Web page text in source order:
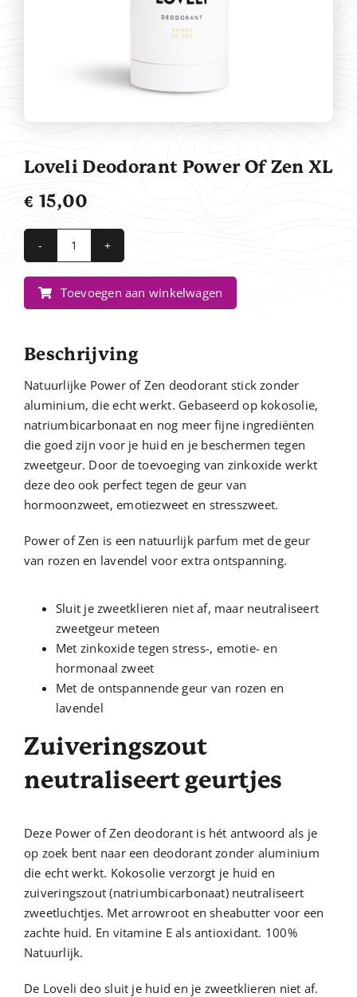
Loveli Deodorant Power Of Zen XL
€ 15,00
Loveli
Deodorant
Power
Of
XL
Toevoegen aan winkelwagen
Beschrijving
Natuurlijke Power of Zen deodorant stick zonder
aluminium, die echt werkt. Gebaseerd op kokosolie,
natriumbicarbonaat en nog meer fijne ingrediënten
die goed zijn voor je huid en je beschermen tegen
zweetgeur. Door de toevoeging van zinkoxide werkt
deze deo ook perfect tegen de geur van
hormoonzweet, emotiezweet en stresszweet.
Power of Zen is een natuurlijk parfum met de geur
van rozen en lavendel voor extra ontspanning.
Sluit je zweetklieren niet af, maar neutraliseert
zweetgeur meteen
Met zinkoxide tegen stress-, emotie- en
hormonaal zweet
Met de ontspannende geur van rozen en
lavendel
Zuiveringszout
neutraliseert geurtjes
Deze Power of Zen deodorant is hét antwoord als je
op zoek bent naar een deodorant zonder aluminium
die echt werkt. Kokosolie verzorgt je huid en
zuiveringszout (natriumbicarbonaat) neutraliseert
zweetluchtjes. Met arrowroot en sheabutter voor een
zachte huid. En vitamine E als antioxidant. 100%
Natuurlijk.
De Loveli deo sluit je huid en je zweetklieren niet af.